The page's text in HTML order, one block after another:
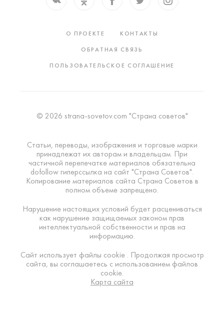
О ПРОЕКТЕ
КОНТАКТЫ
ОБРАТНАЯ СВЯЗЬ
ПОЛЬЗОВАТЕЛЬСКОЕ СОГЛАШЕНИЕ
© 2026 strana-sovetov.com "Страна советов"
Статьи, переводы, изображения и торговые марки
принадлежат их авторам и владельцам. При
частичной перепечатке материалов обязательна
dofollow гиперссылка на сайт "Страна Советов".
Копирование материалов сайта Страна Советов в
полном объеме запрещено.
Нарушение настоящих условий будет расцениваться
как нарушение защищаемых законом прав
интеллектуальной собственности и прав на
информацию.
Сайт использует файлы cookie . Продолжая просмотр
сайта, вы соглашаетесь с использованием файлов
cookie.
Карта сайта